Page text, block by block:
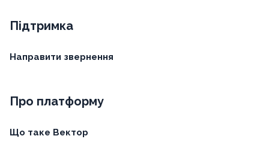
Підтримка
Направити звернення
Про платформу
Що таке Вектор